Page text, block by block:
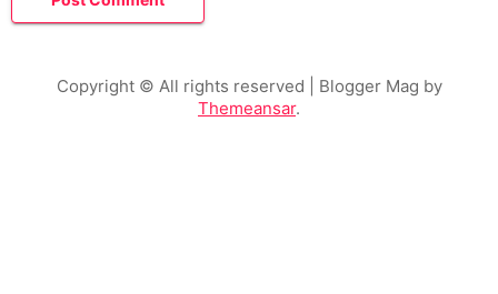
Copyright © All rights reserved | Blogger Mag by
Themeansar.